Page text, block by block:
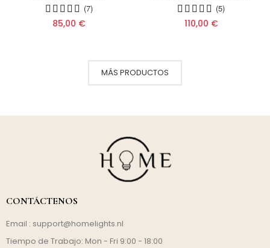
(7)
85,00 €
(5)
110,00 €
MÁS PRODUCTOS
CONTÁCTENOS
Email : support@homelights.nl
Tiempo de Trabajo: Mon - Fri 9:00 - 18:00